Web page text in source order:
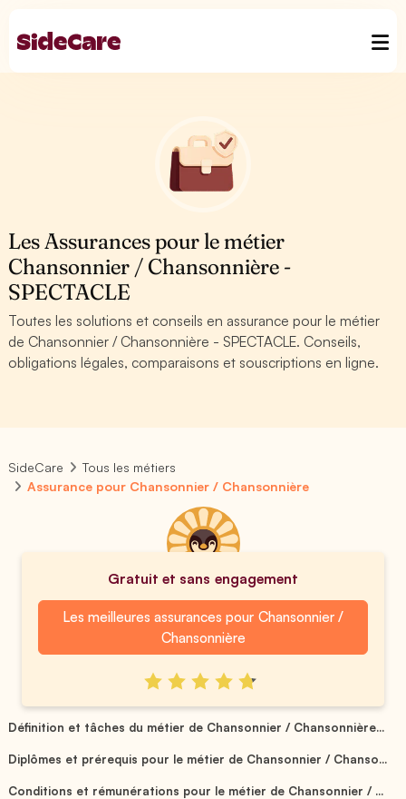
Les Assurances pour le métier
Chansonnier / Chansonnière -
SPECTACLE
Toutes les solutions et conseils en assurance pour le métier
de Chansonnier / Chansonnière - SPECTACLE. Conseils,
obligations légales, comparaisons et souscriptions en ligne.
SideCare
Tous les métiers
Assurance pour Chansonnier / Chansonnière
Gratuit et sans engagement
Les meilleures assurances pour Chansonnier /
Chansonnière
Définition et tâches du métier de Chansonnier / Chansonnière...
Diplômes et prérequis pour le métier de Chansonnier / Chanso...
Conditions et rémunérations pour le métier de Chansonnier / ...